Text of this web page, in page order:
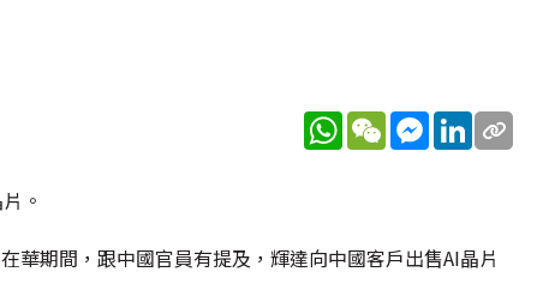
WhatsApp
WeChatMessenger
LinkedIn
。
期間，跟中國官員有提及，輝達向中國客戶出售AI晶片